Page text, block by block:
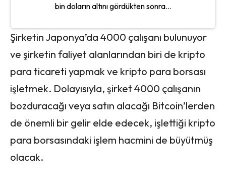
bin doların altını gördükten sonra...
Şirketin Japonya’da 4000 çalışanı bulunuyor
ve şirketin faliyet alanlarından biri de kripto
para ticareti yapmak ve kripto para borsası
işletmek. Dolayısıyla, şirket 4000 çalışanın
bozduracağı veya satın alacağı Bitcoin’lerden
de önemli bir gelir elde edecek, işlettiği kripto
para borsasındaki işlem hacmini de büyütmüş
olacak.